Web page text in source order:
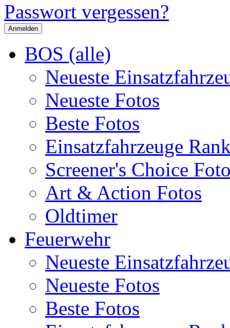
Passwort vergessen?
BOS (alle)
Neueste
Neueste Fotos
Beste Fotos
Einsatzfahrzeuge
Screener's Choice
Art & Action Fotos
Oldtimer
Feuerwehr
Neueste
Neueste Fotos
Beste Fotos